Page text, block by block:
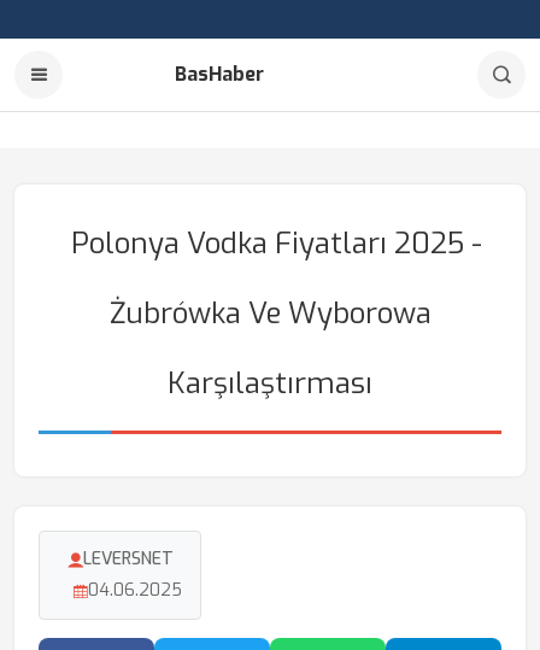
BasHaber
Polonya Vodka Fiyatları 2025 -
Żubrówka Ve Wyborowa
Karşılaştırması
LEVERSNET
04.06.2025